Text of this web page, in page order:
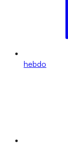
hebdo